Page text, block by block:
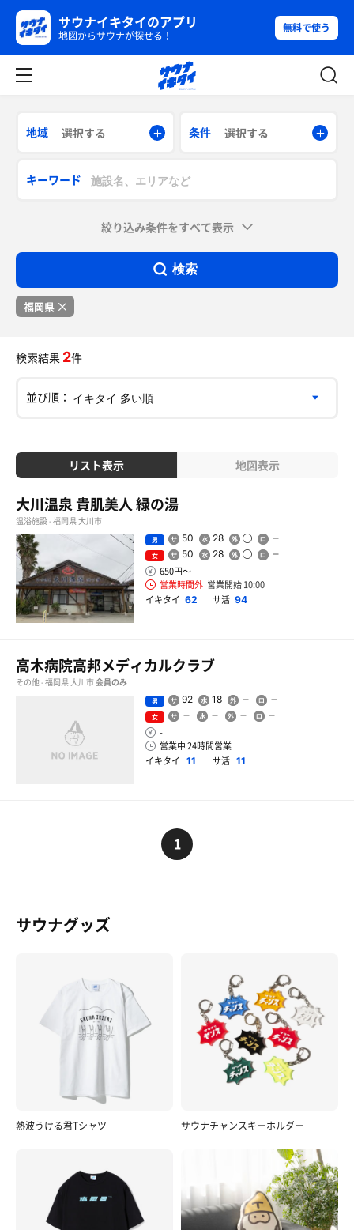
サウナイキタイのアプリ
地図からサウナが探せる！
無料で使う
地域 選択する 条件 選択する
キーワード
絞り込み条件をすべて表示
検索
福岡県
検索結果 2件
並び順：
リスト表示 地図表示
大川温泉 貴肌美人 緑の湯
温浴施設 - 福岡県 大川市
男 50 28
女 50 28
650円〜
営業時間外 営業開始 10:00
イキタイ 62 サ活 94
高木病院高邦メディカルクラブ
その他 - 福岡県 大川市会員のみ
男 92 18
女
-
営業中 24時間営業
イキタイ
11 サ活 11
1
サウナグッズ
熱波うける君Tシャツ サウナチャンスキーホルダー